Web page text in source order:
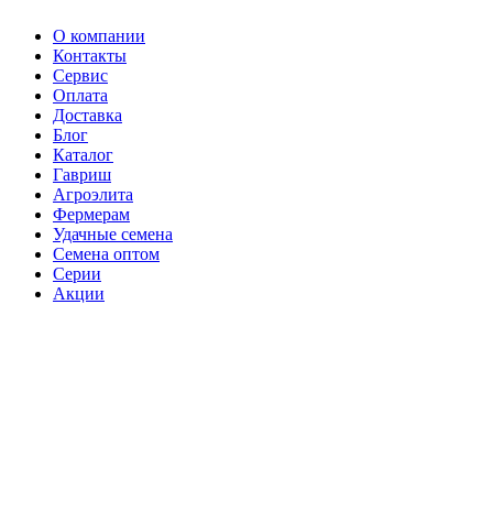
О компании
Контакты
Сервис
Оплата
Доставка
Блог
Каталог
Гавриш
Агроэлита
Фермерам
Удачные семена
Семена оптом
Серии
Акции